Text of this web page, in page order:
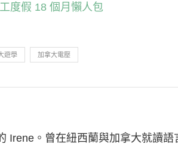
度假 18 個月懶人包
遊學 加拿大電壓
Irene。曾在紐西蘭與加拿大就讀